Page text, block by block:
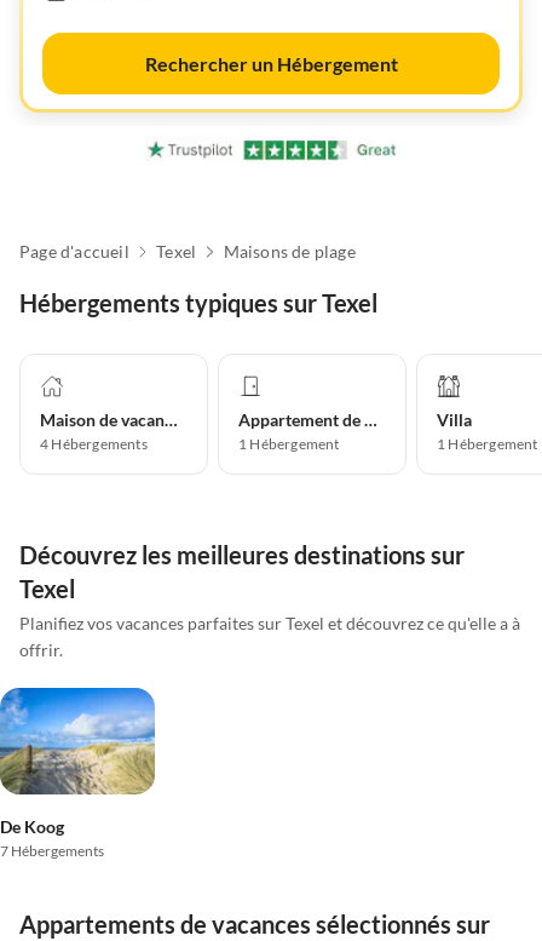
Rechercher un Hébergement
Page d'accueil Texel Maisons de plage
Hébergements typiques sur Texel
Maison de vacances
4 Hébergements
Appartement de vacances
1 Hébergement
Villa
1 Hébergement
Découvrez les meilleures destinations sur
Texel
Planifiez vos vacances parfaites sur Texel et découvrez ce qu'elle a à
offrir.
De Koog
7 Hébergements
Appartements de vacances sélectionnés sur